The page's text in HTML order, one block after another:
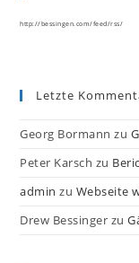
http://bessingen.com/feed/rss/
Letzte
Georg Bormann zu
Peter Karsch zu
admin zu Webseite
Drew Bessinger zu